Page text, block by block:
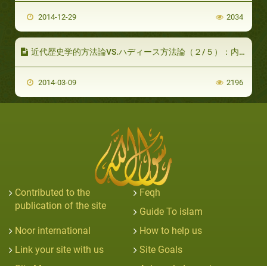
2014-12-29 2034
近代歴史学的方法論VS.ハディース方法論（２/５）：内部による批評
2014-03-09 2196
Contributed to the
publication of the site
Feqh
Guide To islam
Noor international
How to help us
Link your site with us
Site Goals